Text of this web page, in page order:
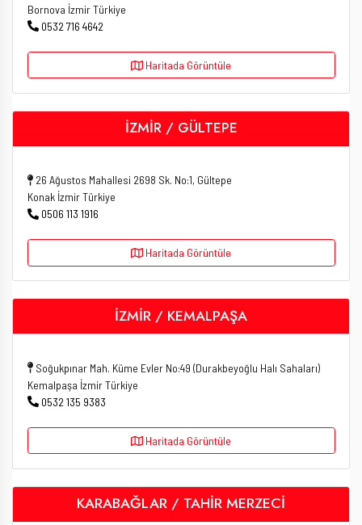
Bornova İzmir Türkiye
0532 716 4642
Haritada Görüntüle
İZMİR / GÜLTEPE
26 Ağustos Mahallesi 2698 Sk. No:1, Gültepe
Konak İzmir Türkiye
0506 113 1916
Haritada Görüntüle
İZMİR / KEMALPAŞA
Soğukpınar Mah. Küme Evler No:49 (Durakbeyoğlu Halı Sahaları)
Kemalpaşa İzmir Türkiye
0532 135 9383
Haritada Görüntüle
KARABAĞLAR / TAHİR MERZECİ